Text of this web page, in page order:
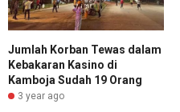
Jumlah Korban Tewas dalam
Kebakaran Kasino di
Kamboja Sudah 19 Orang
3 year ago